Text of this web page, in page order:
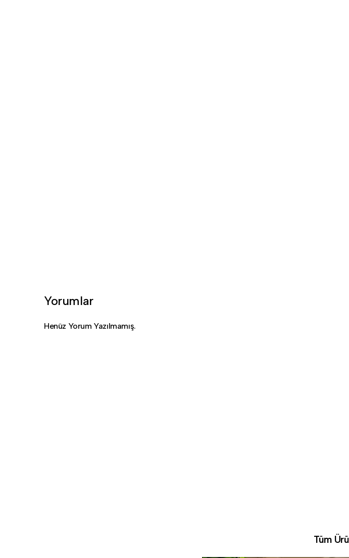
Yorumlar
Henüz Yorum Yazılmamış.
Tüm